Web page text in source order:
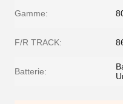
Gamme:
F/R TRACK:
Batterie: